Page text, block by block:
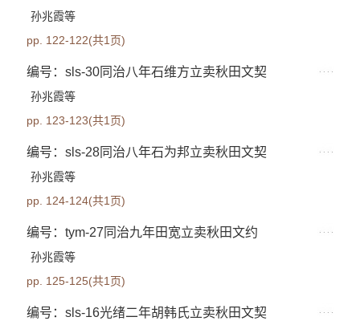
孙兆霞等
pp. 122-122(共1页)
编号：sls-30同治八年石维方立卖秋田文契
孙兆霞等
pp. 123-123(共1页)
编号：sls-28同治八年石为邦立卖秋田文契
孙兆霞等
pp. 124-124(共1页)
编号：tym-27同治九年田宽立卖秋田文约
孙兆霞等
pp. 125-125(共1页)
编号：sls-16光绪二年胡韩氏立卖秋田文契